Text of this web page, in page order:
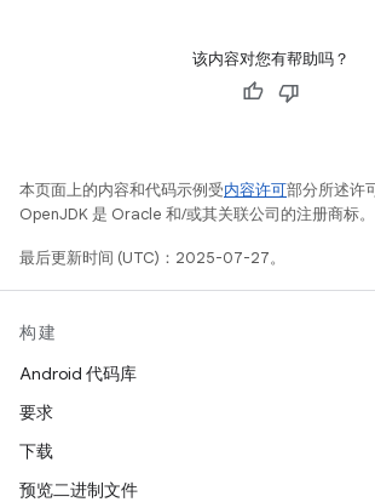
该内容对您有帮助吗？
本页面上的内容和代码示例受内容许可部分所述许
OpenJDK 是 Oracle 和/或其关联公司的注册商标。
最后更新时间 (UTC)：2025-07-27。
构建
Android 代码库
要求
下载
预览二进制文件